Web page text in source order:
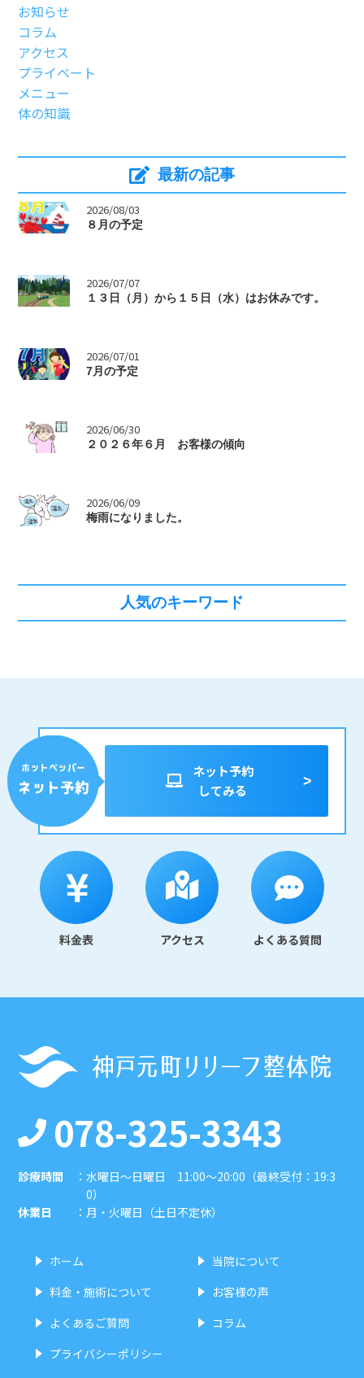
お知らせ
コラム
アクセス
プライベート
メニュー
体の知識
最新の記事
> 2026/08/03
８月の予定
> 2026/07/07
１３日（月）から１５日（水）はお休みです。
> 2026/07/01
7月の予定
> 2026/06/30
２０２６年６月 お客様の傾向
> 2026/06/09
梅雨になりました。
人気のキーワード
ネット予約
してみる
料金表 アクセス よくある質問
078-325-3343
診療時間 ：水曜日〜日曜日 11:00〜20:00（最終受付：19:3
0）
休業日
： 月・火曜日（土日不定休）
ホーム
当院について
料金・施術について
お客様の声
よくあるご質問
コラム
プライバシーポリシー